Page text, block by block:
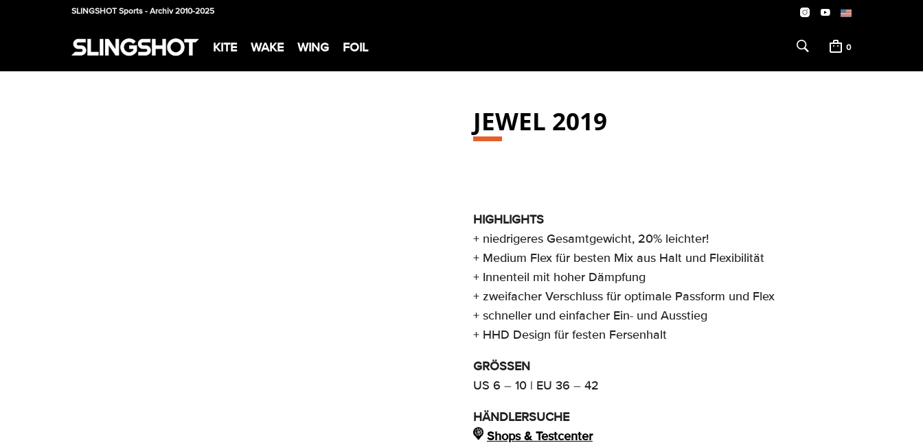
SLINGSHOT Sports - Archiv 2010-2025
KITE WAKE WING FOIL 0
JEWEL 2019
HIGHLIGHTS
+ niedrigeres Gesamtgewicht, 20% leichter!
+ Medium Flex für besten Mix aus Halt und Flexibilität
+ Innenteil mit hoher Dämpfung
+ zweifacher Verschluss für optimale Passform und Flex
+ schneller und einfacher Ein- und Ausstieg
+ HHD Design für festen Fersenhalt
GRÖSSEN
US 6 – 10 | EU 36 – 42
HÄNDLERSUCHE
Shops & Testcenter